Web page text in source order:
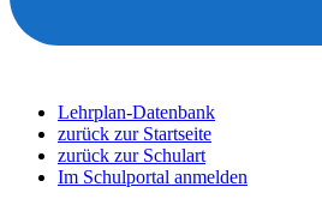
Lehrplan-Datenbank
zurück zur Startseite
zurück zur Schulart
Im Schulportal anmelden